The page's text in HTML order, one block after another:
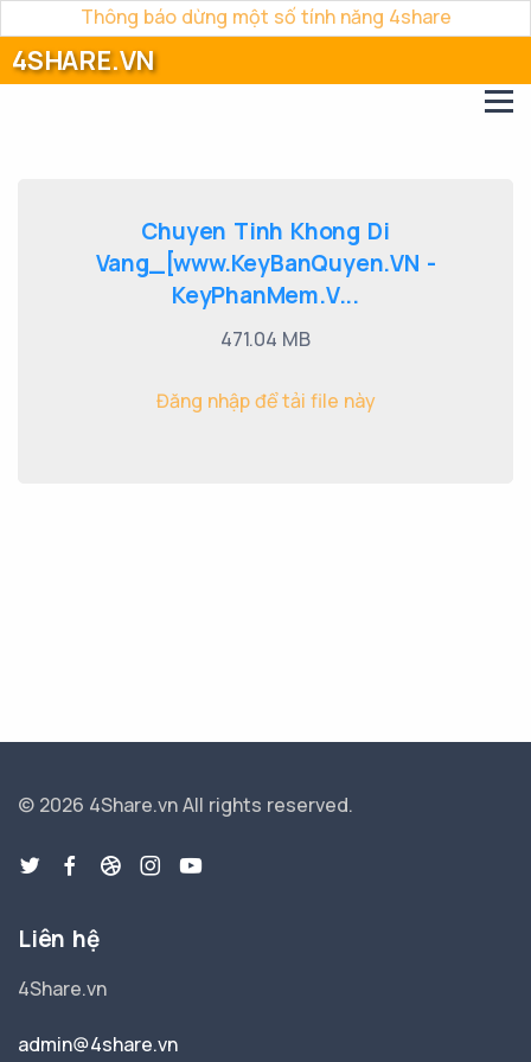
Thông báo dừng một số tính năng 4share
4SHARE.VN
Chuyen Tinh Khong Di
Vang_[www.KeyBanQuyen.VN -
KeyPhanMem.V...
471.04 MB
Đăng nhập để tải file này
© 2026 4Share.vnAll rights reserved.
Liên hệ
4Share.vn
admin@4share.vn